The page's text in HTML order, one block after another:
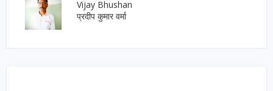
Vijay Bhushan
प्रदीप कुमार वर्मा